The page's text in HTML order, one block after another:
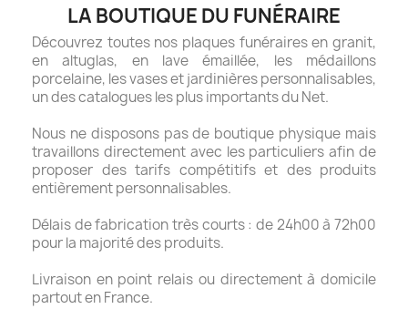
LA BOUTIQUE DU FUNÉRAIRE
Découvrez toutes nos plaques funéraires en granit,
en altuglas, en lave émaillée, les médaillons
porcelaine, les vases et jardinières personnalisables,
un des catalogues les plus importants du Net.
Nous ne disposons pas de boutique physique mais
travaillons directement avec les particuliers afin de
proposer des tarifs compétitifs et des produits
entièrement personnalisables.
Délais de fabrication très courts : de 24h00 à 72h00
pour la majorité des produits.
Livraison en point relais ou directement à domicile
partout en France.